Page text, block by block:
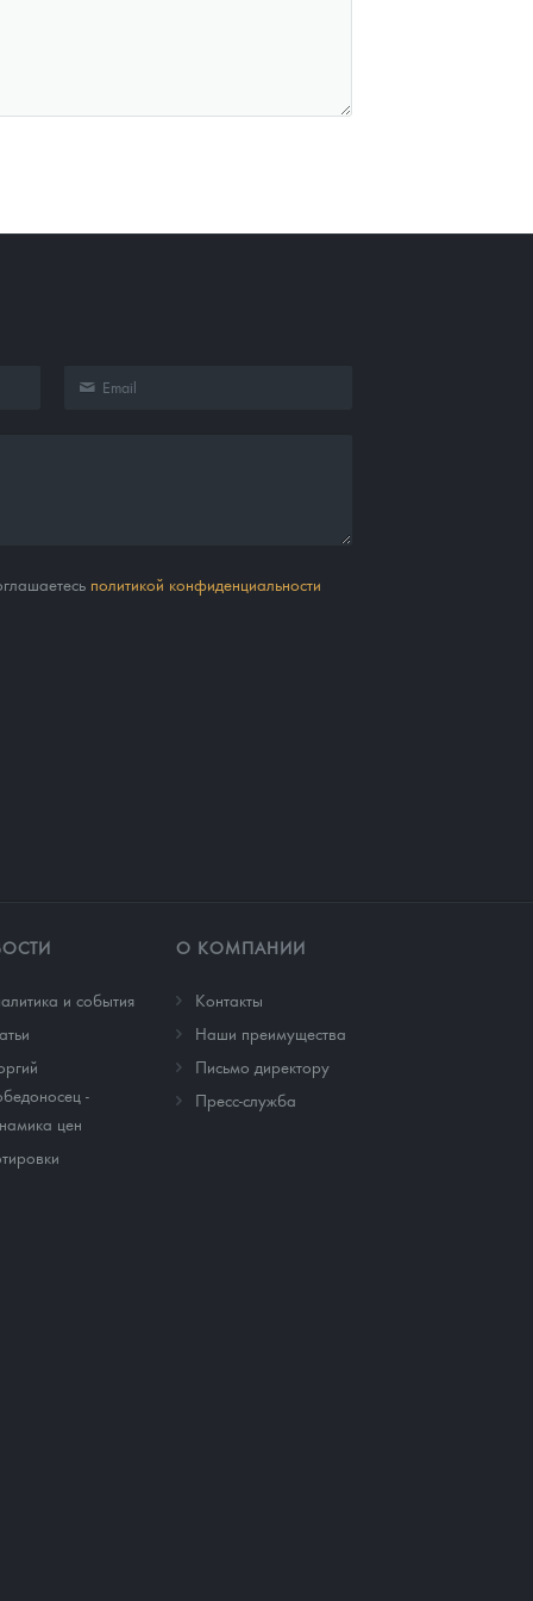
политикой конфиденциальности
и события
-
цен
О КОМПАНИИ
Контакты
Наши преимущества
Письмо директору
Пресс-служба